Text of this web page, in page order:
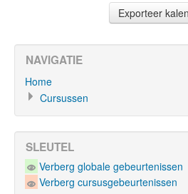
NAVIGATIE
Home
Cursussen
SLEUTEL
Verberg globale gebeurtenissen
Verberg cursusgebeurtenissen